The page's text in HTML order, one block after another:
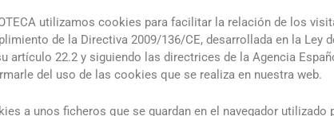
utilizamos cookies para facilitar la relación de los
de la Directiva 2009/136/CE, desarrollada en la Ley
artículo 22.2 y siguiendo las directrices de la Agencia
del uso de las cookies que se realiza en nuestra web.
a unos ficheros que se guardan en el navegador utilizado